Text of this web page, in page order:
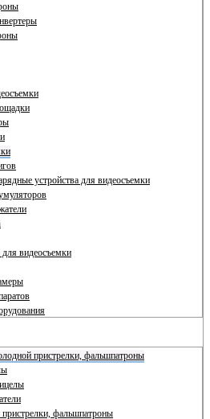
устройства для видеосъемки
видеосъемки
пристрелки, фальшпатроны
фальшпатроны